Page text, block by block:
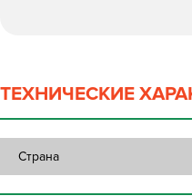
ТЕХНИЧЕСКИЕ
Страна